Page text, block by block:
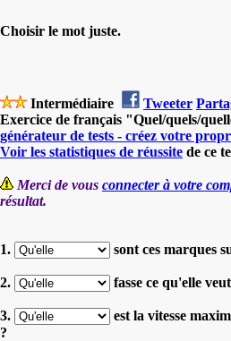
Choisir le mot juste.
Intermédiaire Tweeter
Exercice de français "Quel/quels/
générateur de tests - créez votre
Voir les statistiques de réussite de ce
Merci de vous connecter à votre
résultat.
1. sont ces marques
2. fasse ce qu'elle
3.
est la vitesse
?